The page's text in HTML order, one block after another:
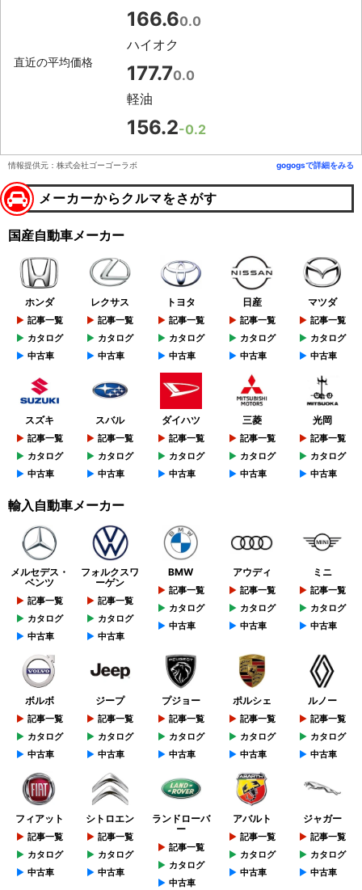
直近の平均価格
166.60.0
ハイオク
177.70.0
軽油
156.2-0.2
情報提供元：株式会社ゴーゴーラボ gogogsで詳細をみる
メーカーからクルマをさがす
国産自動車メーカー
ホンダ
記事一覧
カタログ
中古車
レクサス
記事一覧
カタログ
中古車
トヨタ
記事一覧
カタログ
中古車
日産
記事一覧
カタログ
中古車
マツダ
記事一覧
カタログ
中古車
スズキ
記事一覧
カタログ
中古車
スバル
記事一覧
カタログ
中古車
ダイハツ
記事一覧
カタログ
中古車
三菱
記事一覧
カタログ
中古車
光岡
記事一覧
カタログ
中古車
輸入自動車メーカー
メルセデス・
ベンツ
記事一覧
カタログ
中古車
フォルクスワ
ーゲン
記事一覧
カタログ
中古車
BMW
記事一覧
カタログ
中古車
アウディ
記事一覧
カタログ
中古車
ミニ
記事一覧
カタログ
中古車
ボルボ
記事一覧
カタログ
中古車
ジープ
記事一覧
カタログ
中古車
プジョー
記事一覧
カタログ
中古車
ポルシェ
記事一覧
カタログ
中古車
ルノー
記事一覧
カタログ
中古車
フィアット
記事一覧
カタログ
中古車
シトロエン
記事一覧
カタログ
中古車
ランドローバ
ー
記事一覧
カタログ
中古車
アバルト
記事一覧
カタログ
中古車
ジャガー
記事一覧
カタログ
中古車